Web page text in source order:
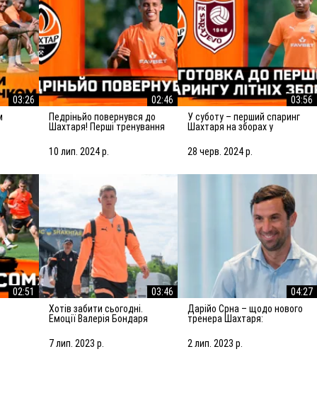
03:26
02:46
Педріньйо повернувся до
Шахтаря! Перші тренування
10 лип. 2024 р.
03:56
У суботу – перший спаринг
Шахтаря на зборах у
матчу із Сараєвом
28 черв. 2024 р.
02:51
03:46
Хотів забити сьогодні.
Емоції Валерія Бондаря
7 лип. 2023 р.
04:27
Дарійо Срна – щодо нового
тренера Шахтаря:
підсилити команду
2 лип. 2023 р.